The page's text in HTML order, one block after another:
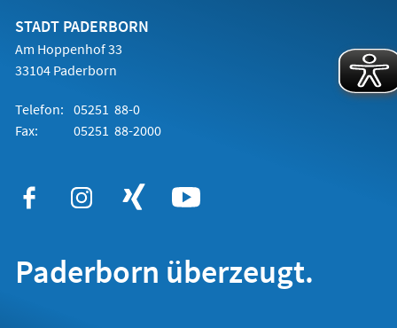
STADT PADERBORN
Am Hoppenhof 33
33104 Paderborn
Telefon: 05251 88-0
Fax:
05251 88-2000
Paderborn überzeugt.